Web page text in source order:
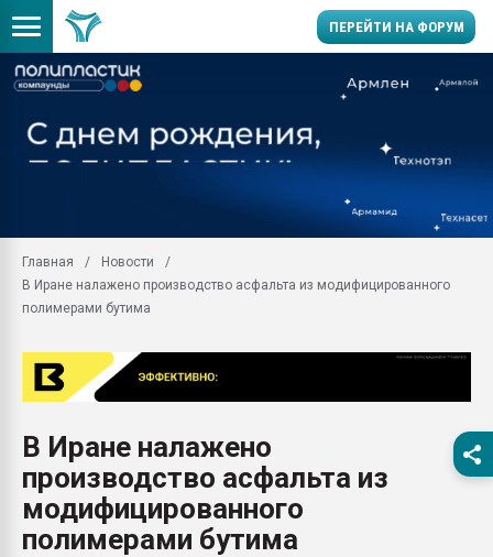
ПЕРЕЙТИ НА ФОРУМ
пластмасс
ситуацией на
Продам отходы
Armaloy PC/ABS-1IM
26.07.2022 "Сибирский
Профильная
Главная
Новости
В Иране налажено производство асфальта из модифицированного
полимерами бутима
В Иране налажено
производство асфальта из
модифицированного
полимерами бутима